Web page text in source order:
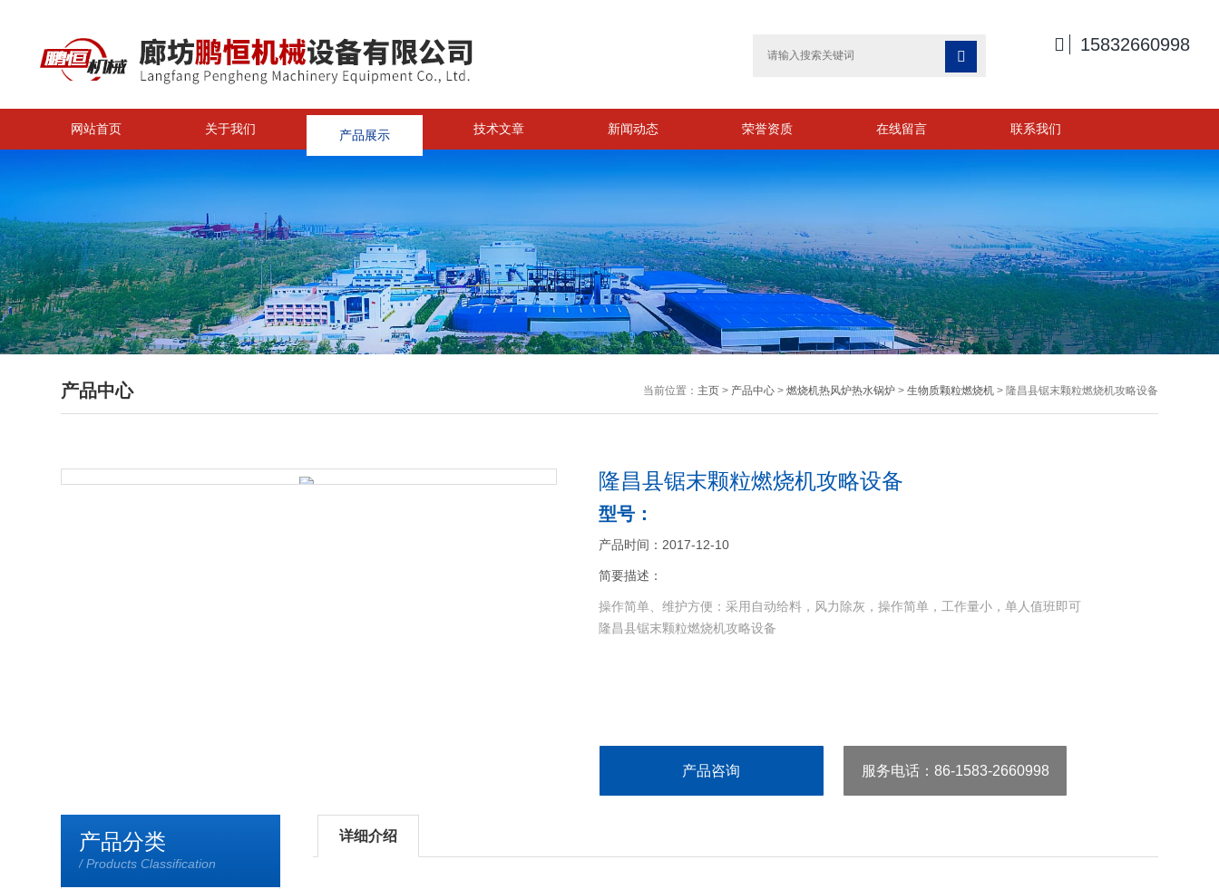

 15832660998
网站首页 关于我们 产品展示 技术文章 新闻动态 荣誉资质 在线留言 联系我们
产品中心 当前位置： 主页> 产品中心> 燃烧机热风炉热水锅炉> 生物质颗粒燃烧机> 隆昌县锯末颗粒燃烧机攻略设备
< >
隆昌县锯末颗粒燃烧机攻略设备
型号：
产品时间：2017-12-10
简要描述：
操作简单、维护方便：采用自动给料，风力除灰，操作简单，工作量小，单人值班即可
隆昌县锯末颗粒燃烧机攻略设备
产品咨询 服务电话：86-1583-2660998
产品分类
/ Products Classification
详细介绍